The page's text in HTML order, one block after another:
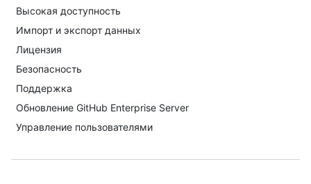
Высокая доступность
Импорт и экспорт данных
Лицензия
Безопасность
Поддержка
Обновление GitHub Enterprise Server
Управление пользователями